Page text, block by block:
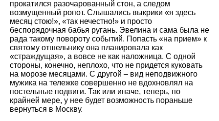
прокатился разочарованный стон, а следом
возмущенный ропот. Слышались выкрики
я здесь
месяц стою!
, так нечестно!
и просто
беспорядочная бабья ругань. Эвелина и сама была не
рада такому повороту событий. Попасть
на прием
к
святому отшельнику она планировала как
страждущая
, а вовсе не как наложница. С одной
стороны, конечно, неплохо, что не придется куковать
на морозе месяцами. С другой – вид неподвижного
мужика на тележке совершенно не вдохновлял на
постельные подвиги. Так или иначе, теперь, по
крайней мере, у нее будет возможность пораньше
вернуться в Москву.